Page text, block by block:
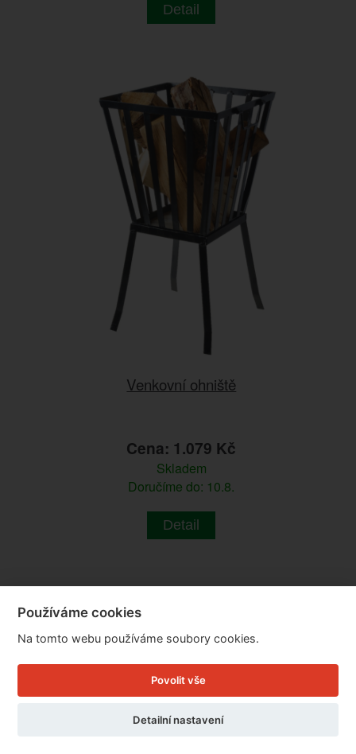
Detail
Venkovní ohniště
Cena: 1.079 Kč
Skladem
Doručíme do: 10.8.
Detail
Používáme cookies
Na tomto webu používáme soubory cookies.
Povolit vše
Detailní nastavení